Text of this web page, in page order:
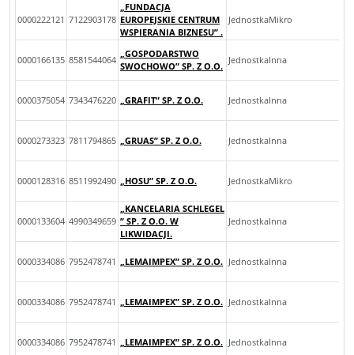
0000222121 7122903178
„FUNDACJA
EUROPEJSKIE CENTRUM
WSPIERANIA BIZNESU” .
JednostkaMikro
0000166135 8581544064
„GOSPODARSTWO
SWOCHOWO” SP. Z O.O.
JednostkaInna
0000375054 7343476220 „GRAFIT” SP. Z O.O. JednostkaInna
0000273323 7811794865 „GRUAS” SP. Z O.O. JednostkaInna
0000128316 8511992490 „HOSU” SP. Z O.O. JednostkaMikro
0000133604 4990349659
„KANCELARIA SCHLEGEL
” SP. Z O.O. W
LIKWIDACJI.
JednostkaInna
0000334086 7952478741 „LEMAIMPEX” SP. Z O.O. JednostkaInna
0000334086 7952478741 „LEMAIMPEX” SP. Z O.O. JednostkaInna
0000334086 7952478741 „LEMAIMPEX” SP. Z O.O. JednostkaInna